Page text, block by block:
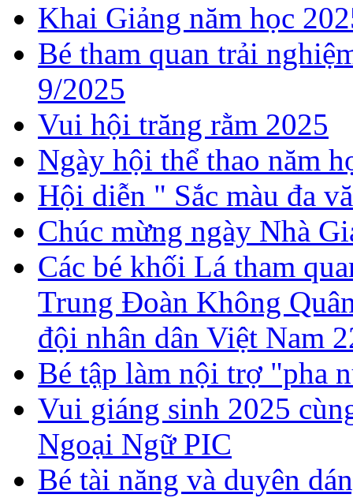
Khai Giảng năm học
Bé tham quan trải
9/2025
Vui hội trăng rằm 2025
Ngày hội thể thao năm
Hội diễn " Sắc màu đa
Chúc mừng ngày Nhà
Các bé khối Lá tham
Trung Đoàn Không
đội nhân dân Việt Nam
Bé tập làm nội trợ "pha
Vui giáng sinh 2025
Ngoại Ngữ PIC
Bé tài năng và duyên